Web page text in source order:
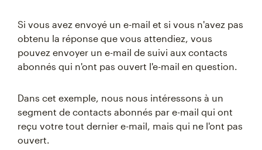
Si vous avez envoyé un e-mail et si vous n'avez pas
obtenu la réponse que vous attendiez, vous
pouvez envoyer un e-mail de suivi aux contacts
abonnés qui n'ont pas ouvert l'e-mail en question.
Dans cet exemple, nous nous intéressons à un
segment de contacts abonnés par e-mail qui ont
reçu votre tout dernier e-mail, mais qui ne l'ont pas
ouvert.